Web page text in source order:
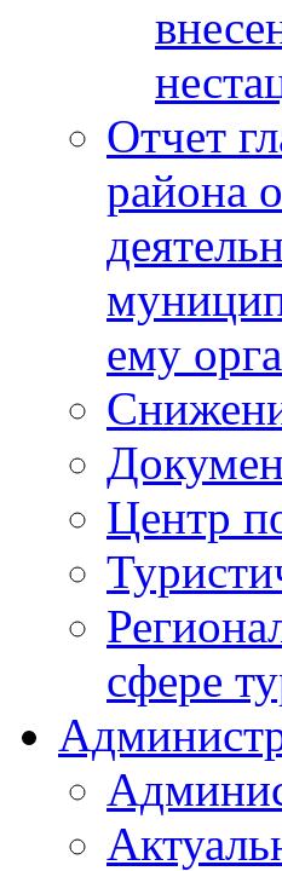
Отчет
района
ему
Центр
сфере